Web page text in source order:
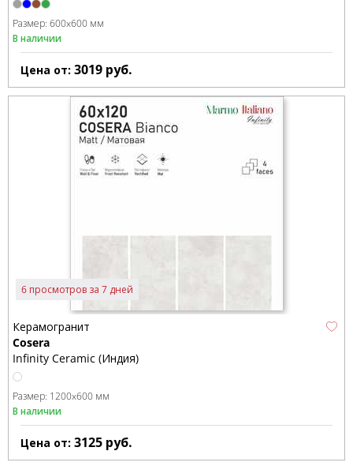
Размер: 600x600 мм
В наличии
Цена от: 3019 руб.
6 просмотров за 7 дней
Керамогранит
Cosera
Infinity Ceramic (Индия)
Размер: 1200x600 мм
В наличии
Цена от: 3125 руб.